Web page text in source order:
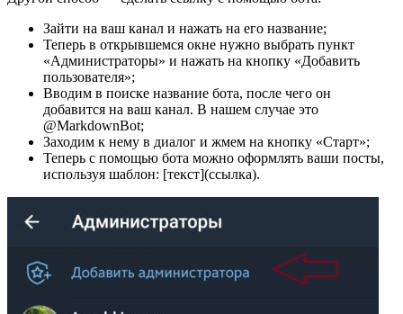
Зайти на ваш канал и нажать на его название;
Теперь в открывшемся окне нужно выбрать пункт
«Администраторы» и нажать на кнопку «Добавить
пользователя»;
Вводим в поиске название бота, после чего он
добавится на ваш канал. В нашем случае это
@MarkdownBot;
Заходим к нему в диалог и жмем на кнопку «Старт»;
Теперь с помощью бота можно оформлять ваши посты,
используя шаблон: [текст](ссылка).